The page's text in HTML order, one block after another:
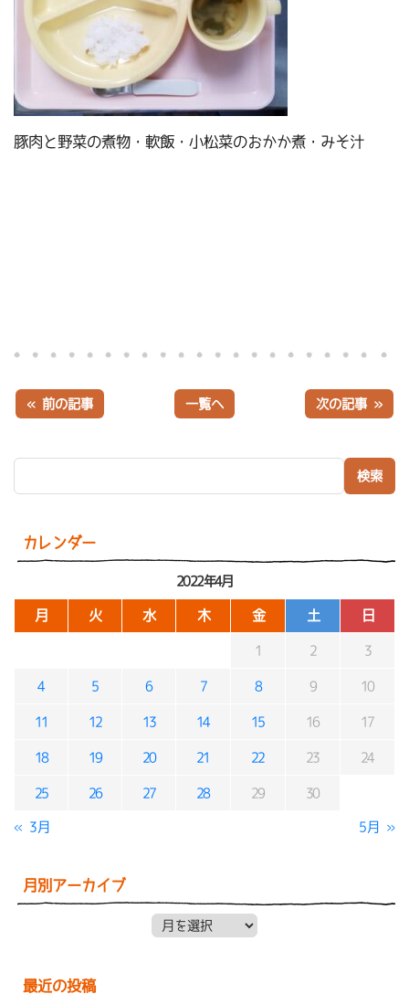
カレンダー
2022年4月
月 火 水 木 金 土 日
1 2 3
4 5 6 7 8 9 10
11 12 13 14 15 16 17
18 19 20 21 22 23 24
25 26 27 28 29 30
« 3月 5月 »
月別アーカイブ
最近の投稿
豚肉と野菜の煮物・軟飯・小松菜のおかか煮・みそ汁
« 前の記事 一覧へ 次の記事 »